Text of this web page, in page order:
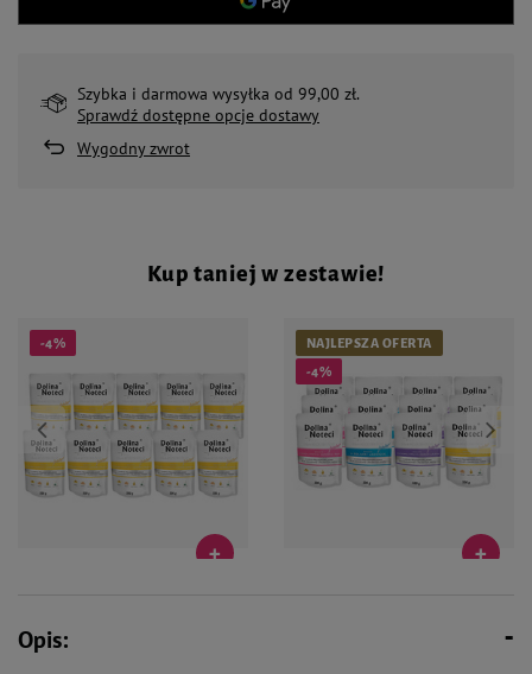
Szybka i darmowa wysyłka od 99,00 zł.
Sprawdź dostępne opcje dostawy
Wygodny zwrot
Kup taniej w zestawie!
-4%
małych ras Dolina Noteci
NAJLEPSZA OFERTA
-4%
Opis: